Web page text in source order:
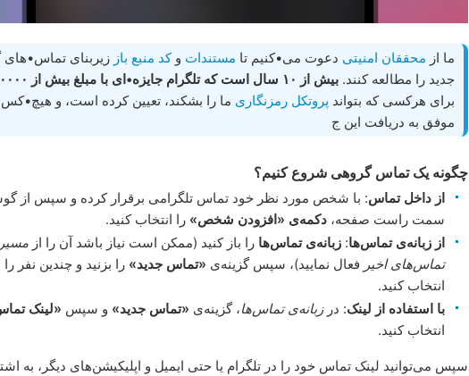
ما از محققان امنیتی دعوت می•کنیم تا مستندات وکد منبع باز زیربنای
جدید را مطالعه کنند. بیش از ۱۰ سال است که تلگرام جایزه•ای با مبلغ بیش از ۱۰۰۰۰۰ دلار
برای هرکسی که بتواند پروتکل رمزنگاری ما را بشکند، تعیین کرده است، و هیچ•کس
موفق به دریافت این ج
چگونه یک تماس گروهی شروع کنیم؟
از داخل تماس: با شخص مورد نظر خود تماس تلگرامی برقرار کرده و سپس از
سمت راست صفحه، دکمه‌ی «افزودن شخص» را انتخاب کنید.
از زبانه‌ی تماس‌ها: زبانه‌ی تماس‌ها را باز کنید (ممکن است نیاز باشد آن را از
تماس‌های اخیر فعال نمایید)، سپس گزینه‌ی «تماس جدید» را بزنید و چندین نفر
انتخاب کنید.
با استفاده از لینک: درزبانه‌ی تماس‌ها، گزینه‌ی «تماس جدید» و سپس «لینک
انتخاب کنید.
سپس می‌توانید لینک تماس خود را در تلگرام یا حتی ایمیل و اپلیکیشن‌های دیگر، به